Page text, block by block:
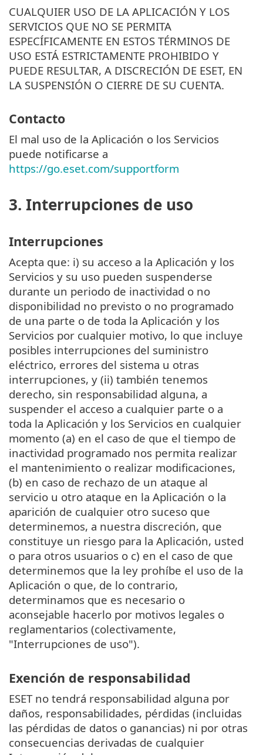
CUALQUIER USO DE LA APLICACIÓN Y LOS
SERVICIOS QUE NO SE PERMITA
ESPECÍFICAMENTE EN ESTOS TÉRMINOS DE
USO ESTÁ ESTRICTAMENTE PROHIBIDO Y
PUEDE RESULTAR, A DISCRECIÓN DE ESET, EN
LA SUSPENSIÓN O CIERRE DE SU CUENTA.
Contacto
El mal uso de la Aplicación o los Servicios
puede notificarse a
https://go.eset.com/supportform
3. Interrupciones de uso
Interrupciones
Acepta que: i) su acceso a la Aplicación y los
Servicios y su uso pueden suspenderse
durante un periodo de inactividad o no
disponibilidad no previsto o no programado
de una parte o de toda la Aplicación y los
Servicios por cualquier motivo, lo que incluye
posibles interrupciones del suministro
eléctrico, errores del sistema u otras
interrupciones, y (ii) también tenemos
derecho, sin responsabilidad alguna, a
suspender el acceso a cualquier parte o a
toda la Aplicación y los Servicios en cualquier
momento (a) en el caso de que el tiempo de
inactividad programado nos permita realizar
el mantenimiento o realizar modificaciones,
(b) en caso de rechazo de un ataque al
servicio u otro ataque en la Aplicación o la
aparición de cualquier otro suceso que
determinemos, a nuestra discreción, que
constituye un riesgo para la Aplicación, usted
o para otros usuarios o c) en el caso de que
determinemos que la ley prohíbe el uso de la
Aplicación o que, de lo contrario,
determinamos que es necesario o
aconsejable hacerlo por motivos legales o
reglamentarios (colectivamente,
"Interrupciones de uso").
Exención de responsabilidad
ESET no tendrá responsabilidad alguna por
daños, responsabilidades, pérdidas (incluidas
las pérdidas de datos o ganancias) ni por otras
consecuencias derivadas de cualquier